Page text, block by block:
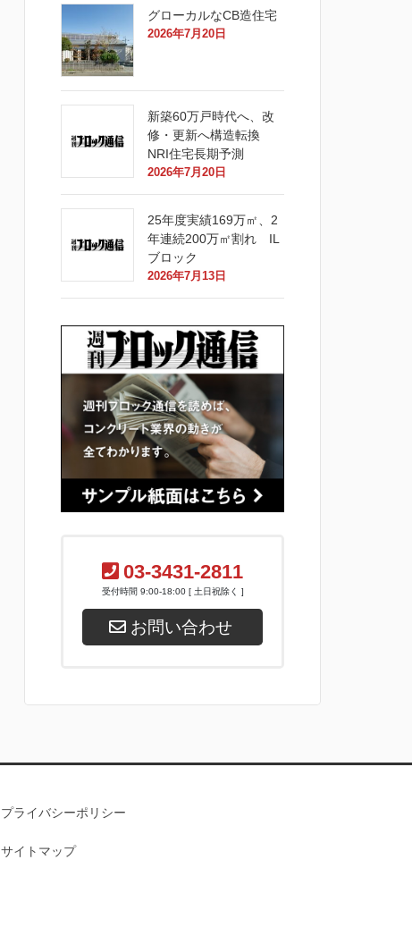
グローカルなCB造住宅
2026年7月20日
新築60万戸時代へ、改
修・更新へ構造転換
NRI住宅長期予測
2026年7月20日
25年度実績169万㎡、2
年連続200万㎡割れ IL
ブロック
2026年7月13日
03-3431-2811
受付時間 9:00-18:00 [ 土日祝除く ]
お問い合わせ
プライバシーポリシー
サイトマップ